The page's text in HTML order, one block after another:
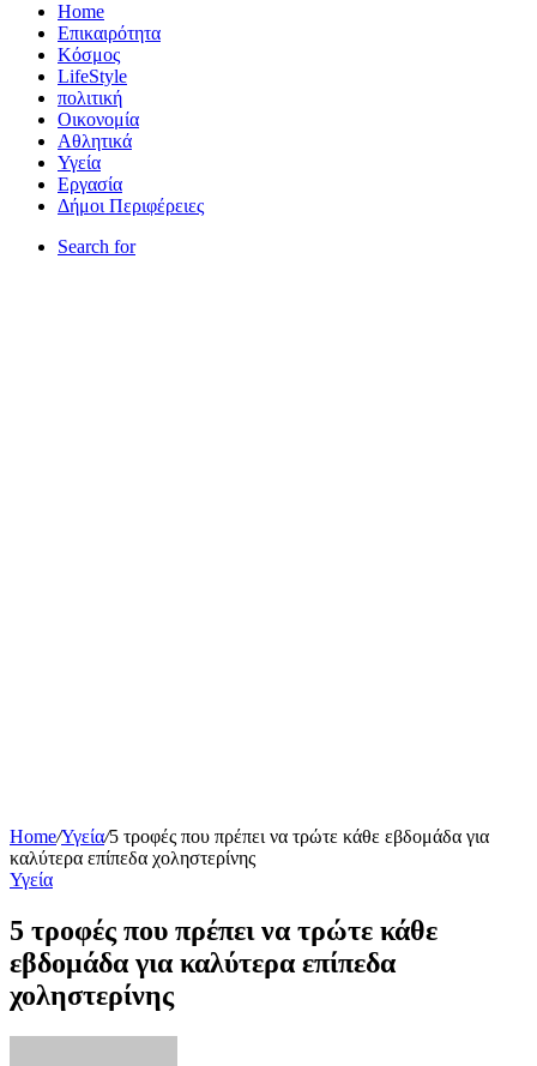
Home
Επικαιρότητα
Κόσμος
LifeStyle
πολιτική
Οικονομία
Αθλητικά
Υγεία
Εργασία
Δήμοι Περιφέρειες
Search for
Home/Υγεία/5 τροφές που πρέπει να τρώτε κάθε εβδομάδα για
καλύτερα επίπεδα χοληστερίνης
Υγεία
5 τροφές που πρέπει να τρώτε κάθε
εβδομάδα για καλύτερα επίπεδα
χοληστερίνης